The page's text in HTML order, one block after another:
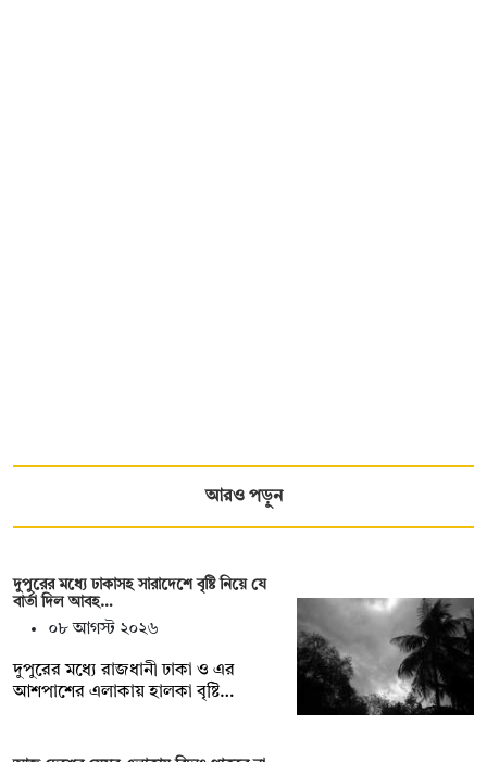
আরও পড়ুন
দুপুরের মধ্যে ঢাকাসহ সারাদেশে বৃষ্টি নিয়ে যে
বার্তা দিল আবহ…
০৮ আগস্ট ২০২৬
দুপুরের মধ্যে রাজধানী ঢাকা ও এর
আশপাশের এলাকায় হালকা বৃষ্টি…